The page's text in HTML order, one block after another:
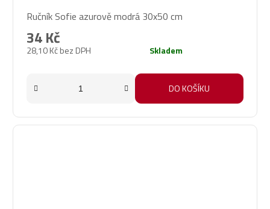
hodnocení
produktu
je
Ručník Sofie azurově modrá 30x50 cm
28,10 Kč bez DPH
34 Kč
Skladem
DO KOŠÍKU